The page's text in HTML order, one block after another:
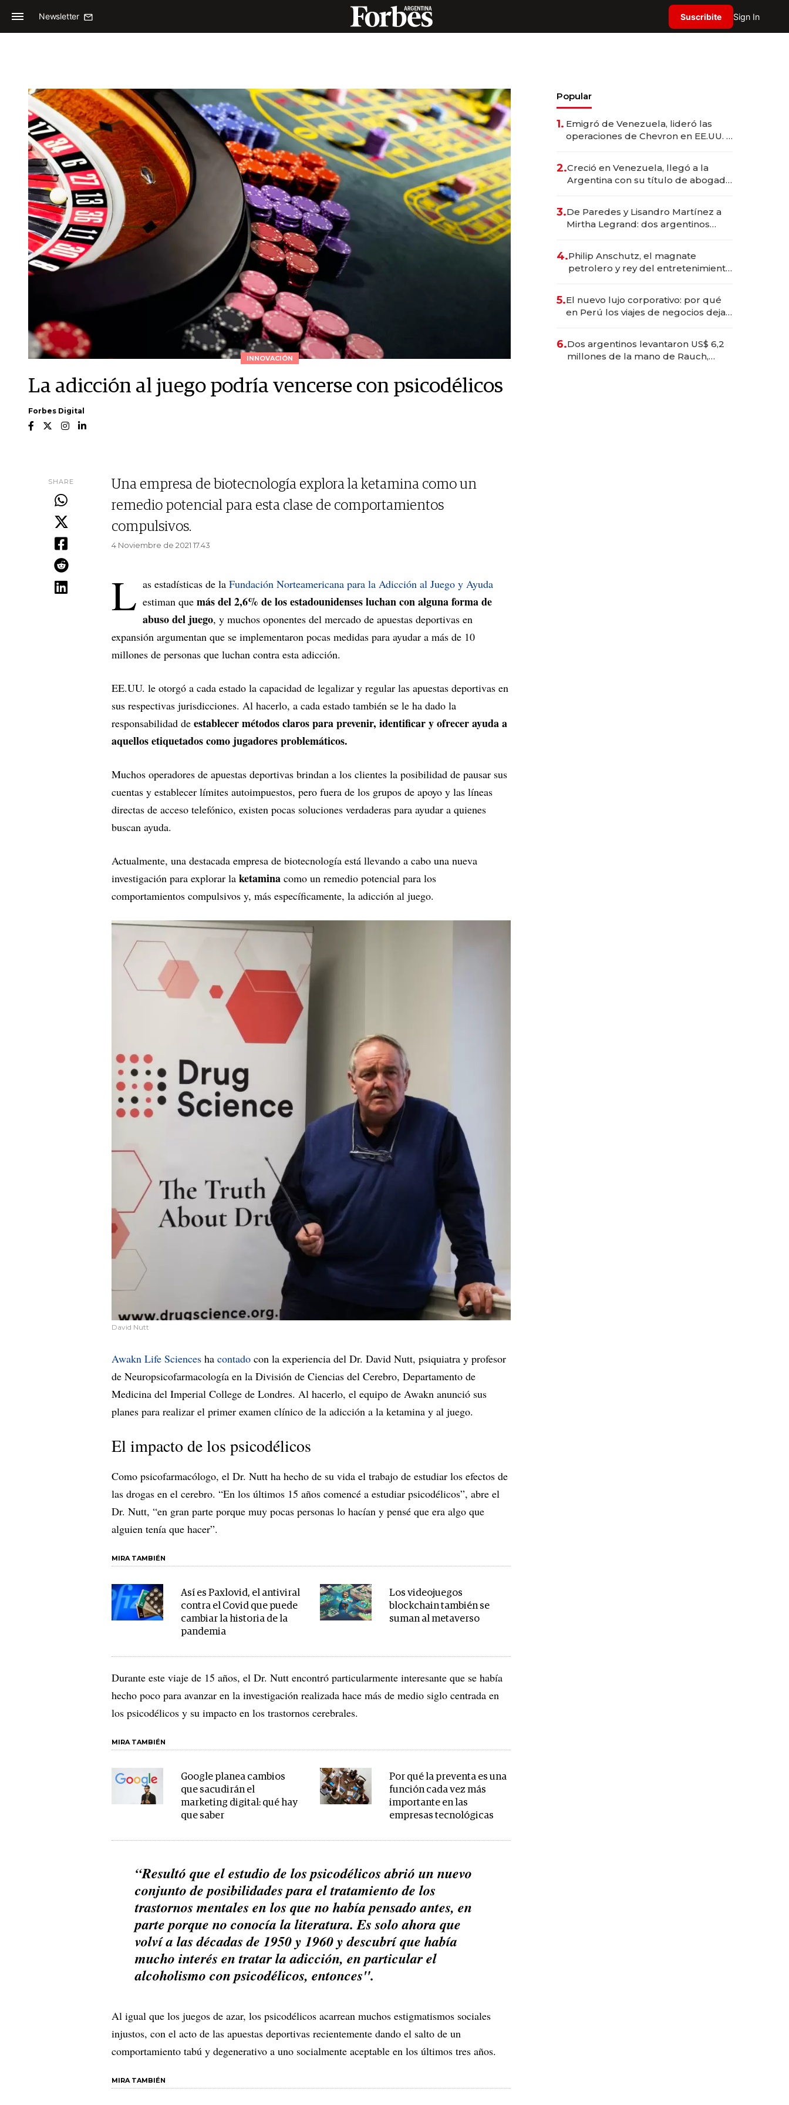
Newsletter Suscribite Sign In
INNOVACIÓN
La adicción al juego podría vencerse con psicodélicos
Forbes Digital
SHARE
Una empresa de biotecnología explora la ketamina como un
remedio potencial para esta clase de comportamientos
compulsivos.
4 Noviembre de 2021 17.43
L as estadísticas de la Fundación Norteamericana para la Adicción al Juego y Ayuda
estiman que más del 2,6% de los estadounidenses luchan con alguna forma de
abuso del juego, y muchos oponentes del mercado de apuestas deportivas en
expansión argumentan que se implementaron pocas medidas para ayudar a más de 10
millones de personas que luchan contra esta adicción.
EE.UU. le otorgó a cada estado la capacidad de legalizar y regular las apuestas deportivas en
sus respectivas jurisdicciones. Al hacerlo, a cada estado también se le ha dado la
responsabilidad de establecer métodos claros para prevenir, identificar y ofrecer ayuda a
aquellos etiquetados como jugadores problemáticos.
Muchos operadores de apuestas deportivas brindan a los clientes la posibilidad de pausar sus
cuentas y establecer límites autoimpuestos, pero fuera de los grupos de apoyo y las líneas
directas de acceso telefónico, existen pocas soluciones verdaderas para ayudar a quienes
buscan ayuda.
Actualmente, una destacada empresa de biotecnología está llevando a cabo una nueva
investigación para explorar la ketamina como un remedio potencial para los
comportamientos compulsivos y, más específicamente, la adicción al juego.
David Nutt
Awakn Life Sciences ha contado con la experiencia del Dr. David Nutt, psiquiatra y profesor
de Neuropsicofarmacología en la División de Ciencias del Cerebro, Departamento de
Medicina del Imperial College de Londres. Al hacerlo, el equipo de Awakn anunció sus
planes para realizar el primer examen clínico de la adicción a la ketamina y al juego.
El impacto de los psicodélicos
Como psicofarmacólogo, el Dr. Nutt ha hecho de su vida el trabajo de estudiar los efectos de
las drogas en el cerebro. “En los últimos 15 años comencé a estudiar psicodélicos”, abre el
Dr. Nutt, “en gran parte porque muy pocas personas lo hacían y pensé que era algo que
alguien tenía que hacer”.
MIRA TAMBIÉN
Así es Paxlovid, el antiviral
contra el Covid que puede
cambiar la historia de la
pandemia
Los videojuegos
blockchain también se
suman al metaverso
Durante este viaje de 15 años, el Dr. Nutt encontró particularmente interesante que se había
hecho poco para avanzar en la investigación realizada hace más de medio siglo centrada en
los psicodélicos y su impacto en los trastornos cerebrales.
MIRA TAMBIÉN
Google planea cambios
que sacudirán el
marketing digital: qué hay
que saber
Por qué la preventa es una
función cada vez más
importante en las
empresas tecnológicas
“Resultó que el estudio de los psicodélicos abrió un nuevo
conjunto de posibilidades para el tratamiento de los
trastornos mentales en los que no había pensado antes, en
parte porque no conocía la literatura. Es solo ahora que
volví a las décadas de 1950 y 1960 y descubrí que había
mucho interés en tratar la adicción, en particular el
alcoholismo con psicodélicos, entonces".
Al igual que los juegos de azar, los psicodélicos acarrean muchos estigmatismos sociales
injustos, con el acto de las apuestas deportivas recientemente dando el salto de un
comportamiento tabú y degenerativo a uno socialmente aceptable en los últimos tres años.
MIRA TAMBIÉN
Popular
1. Emigró de Venezuela, lideró las
operaciones de Chevron en EE.UU. y
2.Creció en Venezuela, llegó a la
Argentina con su título de abogado
marcas "fast premium"
3.De Paredes y Lisandro Martínez a
Mirtha Legrand: dos argentinos
4.Philip Anschutz, el magnate
petrolero y rey del entretenimiento
5.El nuevo lujo corporativo: por qué
en Perú los viajes de negocios dejan
en experiencias transformadoras
6.Dos argentinos levantaron US$ 6,2
millones de la mano de Rauch,